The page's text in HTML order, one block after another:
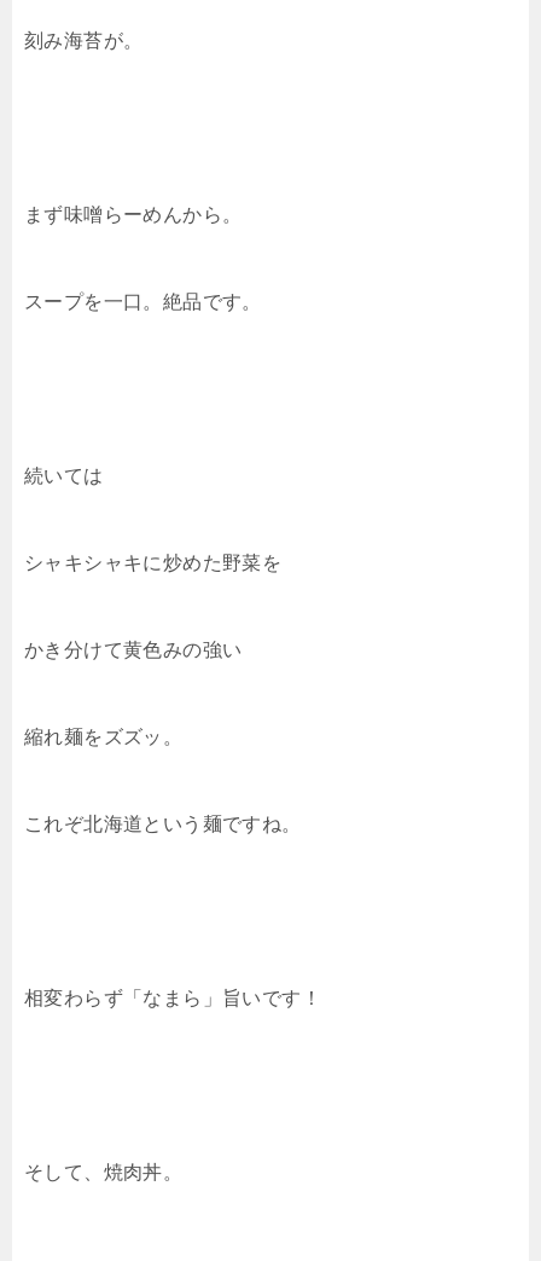
刻み海苔が。
まず味噌らーめんから。
スープを一口。絶品です。
続いては
シャキシャキに炒めた野菜を
かき分けて黄色みの強い
縮れ麺をズズッ。
これぞ北海道という麺ですね。
相変わらず「なまら」旨いです！
そして、焼肉丼。